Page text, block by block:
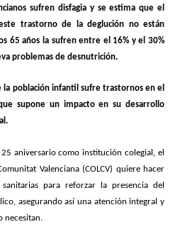
sufren disfagia y se estima que el
trastorno de la deglución no están
65 años la sufren entre el 16% y el 30%
problemas de desnutrición.
población infantil sufre trastornos en el
supone un impacto en su desarrollo
aniversario como institución colegial, el
Valenciana (COLCV) quiere hacer
para reforzar la presencia del
asegurando así una atención integral y
necesitan.